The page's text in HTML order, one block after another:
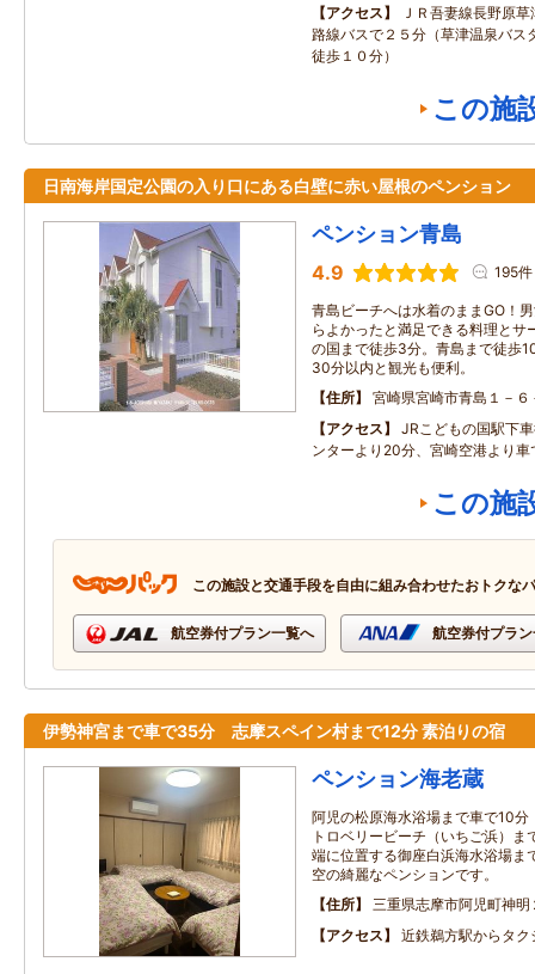
アクセス
ＪＲ吾妻線長野原
路線バスで２５分（草津温泉バス
徒歩１０分）
この施
日南海岸国定公園の入り口にある白壁に赤い屋根のペンション
ペンション青島
4.9 195件
青島ビーチへは水着のままGO！
らよかったと満足できる料理とサ
の国まで徒歩3分。青島まで徒歩
30分以内と観光も便利。
住所
宮崎県宮崎市青島１－６
アクセス
JRこどもの国駅下
ンターより20分、宮崎空港より車
この施
この施設と交通手段を自由に組み合わせたおトクな
航空券付プラン一覧へ 航空券付プラ
伊勢神宮まで車で35分 志摩スペイン村まで12分 素泊りの宿
ペンション海老蔵
阿児の松原海水浴場まで車で10
トロベリービーチ（いちご浜）
端に位置する御座白浜海水浴場ま
空の綺麗なペンションです。
住所
三重県志摩市阿児町神明
アクセス
近鉄鵜方駅からタク